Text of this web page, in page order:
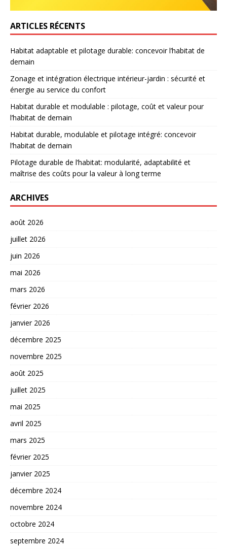
ARTICLES RÉCENTS
Habitat adaptable et pilotage durable: concevoir l’habitat de
demain
Zonage et intégration électrique intérieur-jardin : sécurité et
énergie au service du confort
Habitat durable et modulable : pilotage, coût et valeur pour
l’habitat de demain
Habitat durable, modulable et pilotage intégré: concevoir
l’habitat de demain
Pilotage durable de l’habitat: modularité, adaptabilité et
maîtrise des coûts pour la valeur à long terme
ARCHIVES
août 2026
juillet 2026
juin 2026
mai 2026
mars 2026
février 2026
janvier 2026
décembre 2025
novembre 2025
août 2025
juillet 2025
mai 2025
avril 2025
mars 2025
février 2025
janvier 2025
décembre 2024
novembre 2024
octobre 2024
septembre 2024